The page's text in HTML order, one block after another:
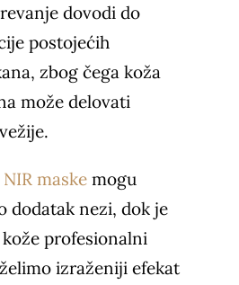
dovodi do
postojećih
zbog čega koža
može delovati
maskemogu
dodatak nezi, dok je
profesionalni
izraženiji efekat